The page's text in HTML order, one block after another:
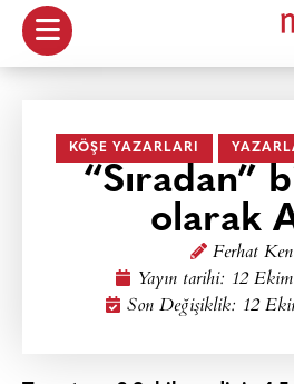
KÖŞE YAZARLARI
“Sıradan”
olarak
Ferhat
Yayın tarihi: 12
Son Değişiklik: 12